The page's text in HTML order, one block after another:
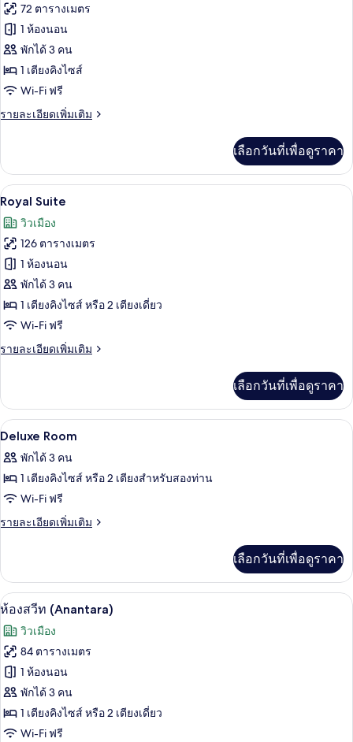
ของ
ห้อง
ลัก
ซ์ชัว
คิง
ไซส์
1
เตียง,
ใช้
คลับ
เลา
นจ์
ได้
Room)
72 ตารางเมตร
1 ห้องนอน
พักได้ 3 คน
1 เตียงคิงไซส์
Wi-Fi ฟรี
รายละเอียดเพิ่มเติม
ราย
เกี่ยว
กับ
ห้อง
ซ์ชัว
รี่
สวี
ท,
เตียง
คิง
ไซส์
ใช้
นจ์
ได้
(Siam
Suite
Room)
เลือกวันที่เพื่อดูราคา
เปิด
ภาพถ่าย
ทั้งหมด
ของ
Royal
Suite
Royal Suite | เครื่องนอนระดับพรีเมี
5
Royal Suite
วิวเมือง
126 ตารางเมตร
1 ห้องนอน
พักได้ 3 คน
1 เตียงคิงไซส์ หรือ 2 เตียงเดี่ยว
Wi-Fi ฟรี
รายละเอียดเพิ่มเติม
ราย
เกี่ยว
กับ
Royal
เลือกวันที่เพื่อดูราคา
เปิด
ภาพถ่าย
ทั้งหมด
ของ
Deluxe
เครื่องนอนระดับพรีเมียม, ผ้านวมขนเ
3
Deluxe Room
พักได้ 3 คน
1 เตียงคิงไซส์ หรือ 2 เตียงสำหรับสองท่าน
Wi-Fi ฟรี
รายละเอียดเพิ่มเติม
ราย
เกี่ยว
กับ
Deluxe
เลือกวันที่เพื่อดูราคา
เปิด
ภาพถ่าย
ทั้งหมด
ของ
ห้อง
สวีท
(Anantara)
5
ห้องสวีท (Anantara)
วิวเมือง
84 ตารางเมตร
1 ห้องนอน
พักได้ 3 คน
1 เตียงคิงไซส์ หรือ 2 เตียงเดี่ยว
Wi-Fi ฟรี